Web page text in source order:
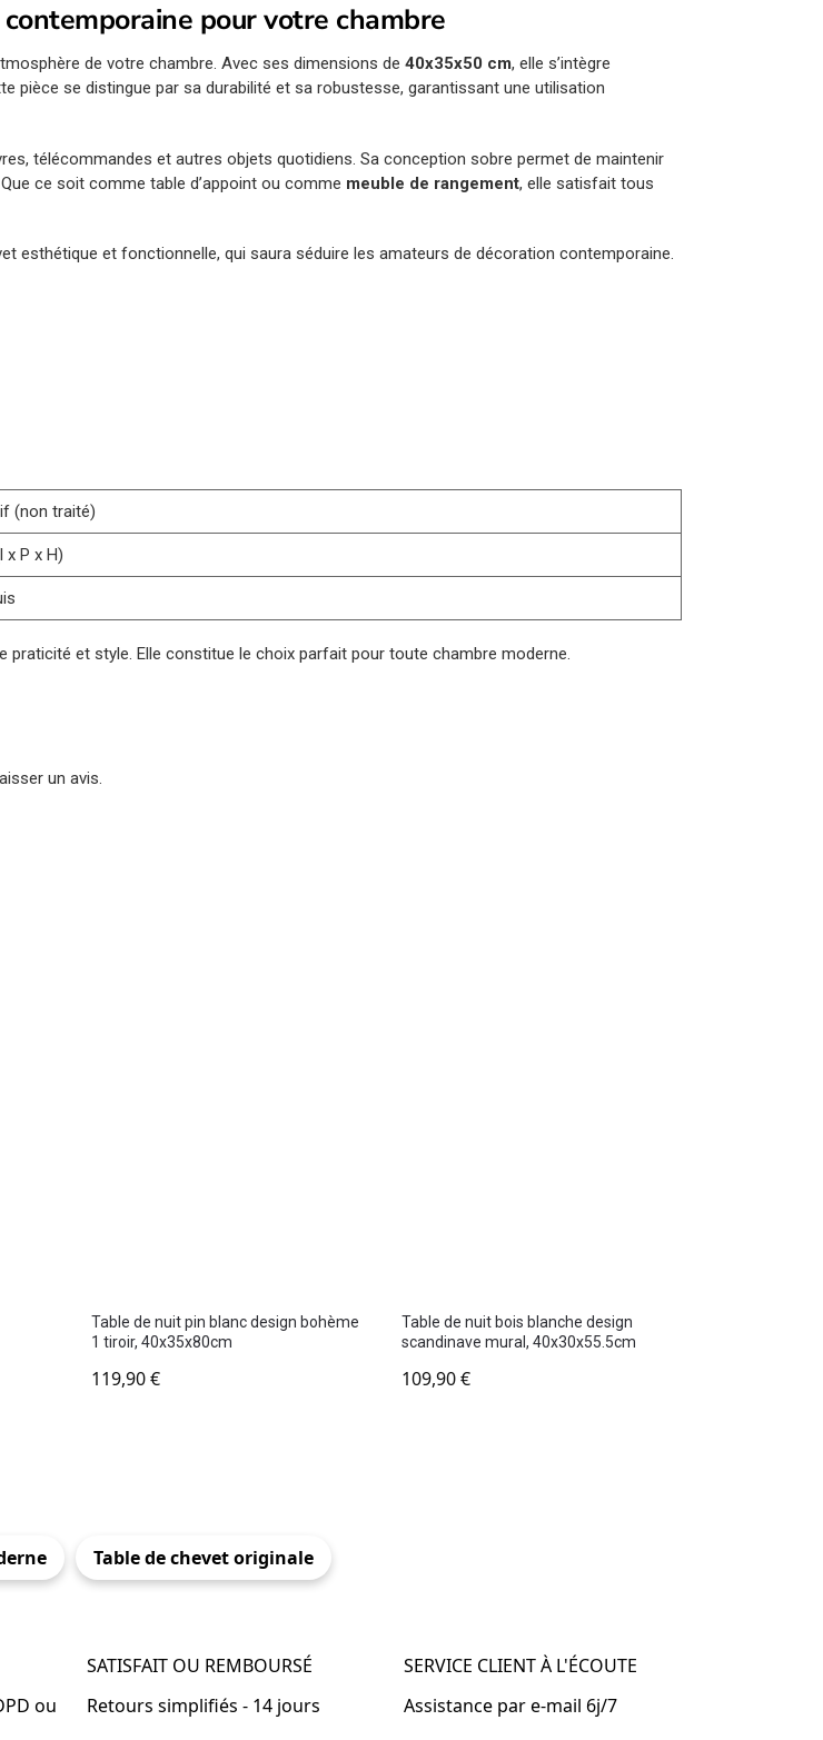
pour votre chambre
de votre chambre. Avec ses dimensions de40x35x50 cm, elle s’intègre
pièce se distingue par sa durabilité et sa robustesse, garantissant une utilisation
télécommandes et autres objets quotidiens. Sa conception sobre permet de maintenir
ce soit comme table d’appoint ou comme meuble de rangement, elle satisfait tous
esthétique et fonctionnelle, qui saura séduire les amateurs de décoration contemporaine.
(non traité)
x P x H)
praticité et style. Elle constitue le choix parfait pour toute chambre moderne.
un avis.
Table de nuit pin blanc design bohème
1 tiroir, 40x35x80cm
119,90€
Table de nuit bois blanche design
scandinave mural, 40x30x55.5cm
109,90€
Table de chevet originale
ou
SATISFAIT OU REMBOURSÉ
Retours simplifiés - 14 jours
SERVICE CLIENT À L'ÉCOUTE
Assistance par e-mail 6j/7